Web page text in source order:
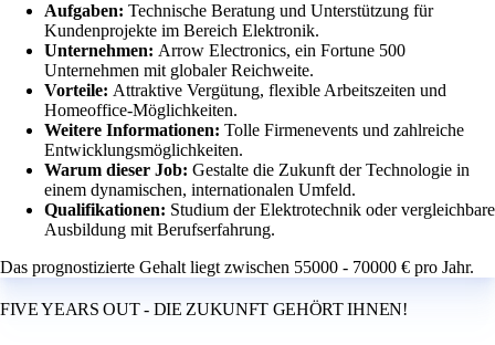
Aufgaben: Technische Beratung und Unterstützung für
Kundenprojekte im Bereich Elektronik.
Unternehmen: Arrow Electronics, ein Fortune 500
Unternehmen mit globaler Reichweite.
Vorteile: Attraktive Vergütung, flexible Arbeitszeiten und
Homeoffice-Möglichkeiten.
Weitere Informationen: Tolle Firmenevents und zahlreiche
Entwicklungsmöglichkeiten.
Warum dieser Job: Gestalte die Zukunft der Technologie in
einem dynamischen, internationalen Umfeld.
Qualifikationen: Studium der Elektrotechnik oder vergleichbare
Ausbildung mit Berufserfahrung.
Das prognostizierte Gehalt liegt zwischen 55000 - 70000 € pro Jahr.
FIVE YEARS OUT - DIE ZUKUNFT GEHÖRT IHNEN!